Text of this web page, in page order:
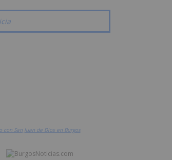
San Juan de Dios en Burgos